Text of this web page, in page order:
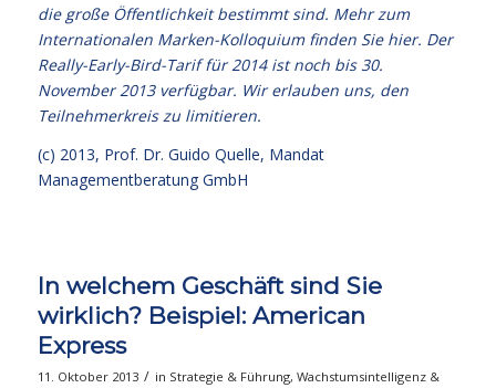
die große Öffentlichkeit bestimmt sind. Mehr zum
Internationalen Marken-Kolloquium finden Sie hier. Der
Really-Early-Bird-Tarif für 2014 ist noch bis 30.
November 2013 verfügbar. Wir erlauben uns, den
Teilnehmerkreis zu limitieren.
(c) 2013, Prof. Dr. Guido Quelle, Mandat
Managementberatung GmbH
In welchem Geschäft sind Sie
wirklich? Beispiel: American
Express
11. Oktober 2013 / in Strategie & Führung, Wachstumsintelligenz &